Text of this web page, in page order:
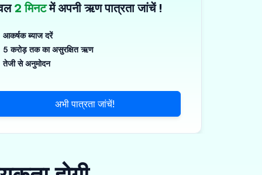
ढांचा
साझा करें
पॉलिमर और औद्योगिक रसायन
सौर और लघु उपकरण
उद्यम
हिन्दी
✓
தமிழ்
Tamil
తెలుగు
Telugu
বাংলা
മലയാളം
DSA के रूप में लॉगिन करें
2 मिनटमें अपनी ऋण पात्रता जांचें !
आकर्षक ब्याज दरें
5 करोड़ तक का असुरक्षित ऋण
तेजी से अनुमोदन
अभी पात्रता जांचें!